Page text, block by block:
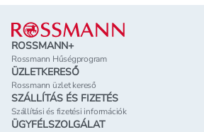
Lábléc
ROSSMANN+
Rossmann Hűségprogram
ÜZLETKERESŐ
Rossmann üzlet kereső
SZÁLLÍTÁS ÉS FIZETÉS
Szállítási és fizetési információk
ÜGYFÉLSZOLGÁLAT